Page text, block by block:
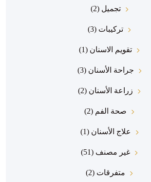
تجميل (2)
تركيبات (3)
تقويم الاسنان (1)
جراحة الأسنان (3)
زراعة الأسنان (2)
صحة الفم (2)
علاج الأسنان (1)
غير مصنف (51)
متفرقات (2)